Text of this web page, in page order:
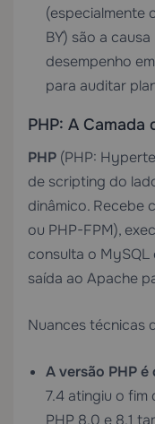
(especialmente
BY`) são a
desempenho
para auditar
PHP: A
PHP (PHP:
de scripting do
dinâmico. Recebe
ou PHP-FPM),
consulta o MySQL
saída ao Apache
Nuances técnicas
A versão PHP
7.4 atingiu o fim
PHP 8.0 e 8.1